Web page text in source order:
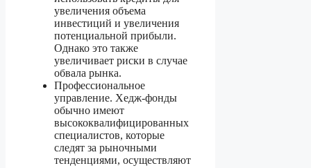
увеличения объема
инвестиций и увеличения
потенциальной прибыли.
Однако это также
увеличивает риски в случае
обвала рынка.
Профессиональное
управление. Хедж-фонды
обычно имеют
высококвалифицированных
специалистов, которые
следят за рыночными
тенденциями, осуществляют